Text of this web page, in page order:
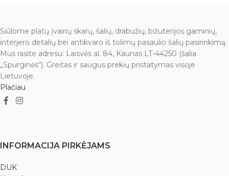
Siūlome platų įvairių skarų, šalių, drabužių, bižuterijos gaminių,
interjero detalių bei antikvaro iš tolimų pasaulio šalių pasirinkimą.
Mus rasite adresu: Laisvės al. 84, Kaunas LT-44250 (šalia
„Spurginės“). Greitas ir saugus prekių pristatymas visoje
Lietuvoje.
Plačiau
INFORMACIJA PIRKĖJAMS
DUK